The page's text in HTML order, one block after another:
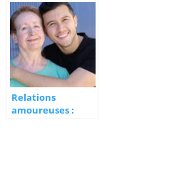
Relations
amoureuses :